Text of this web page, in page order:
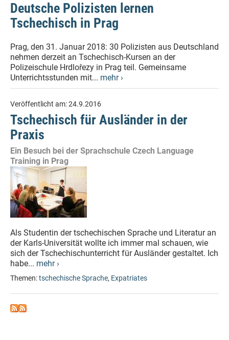
Deutsche Polizisten lernen
Tschechisch in Prag
Prag, den 31. Januar 2018: 30 Polizisten aus Deutschland
nehmen derzeit an Tschechisch-Kursen an der
Polizeischule Hrdlořezy in Prag teil. Gemeinsame
Unterrichtsstunden mit... mehr ›
Veröffentlicht am:24.9.2016
Tschechisch für Ausländer in der
Praxis
Ein Besuch bei der Sprachschule Czech Language
Training in Prag
Als Studentin der tschechischen Sprache und Literatur an
der Karls-Universität wollte ich immer mal schauen, wie
sich der Tschechischunterricht für Ausländer gestaltet. Ich
habe... mehr ›
Themen:tschechische Sprache, Expatriates